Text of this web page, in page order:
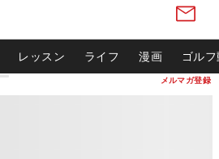
メルマガ登録
レッスン ライフ 漫画 ゴル